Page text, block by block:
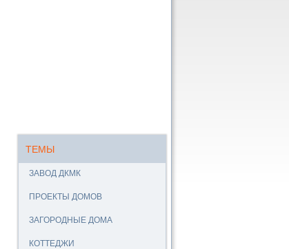
ТЕМЫ
ЗАВОД ДКМК
ПРОЕКТЫ ДОМОВ
ЗАГОРОДНЫЕ ДОМА
КОТТЕДЖИ